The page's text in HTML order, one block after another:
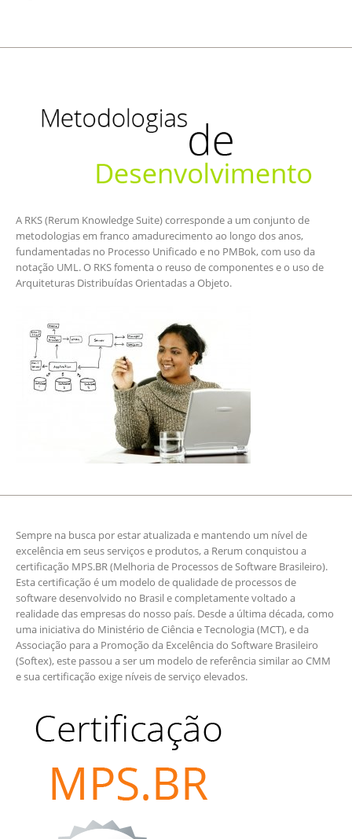
A RKS (Rerum Knowledge Suite) corresponde a um conjunto de
metodologias em franco amadurecimento ao longo dos anos,
fundamentadas no Processo Unificado e no PMBok, com uso da
notação UML. O RKS fomenta o reuso de componentes e o uso de
Arquiteturas Distribuídas Orientadas a Objeto.
Sempre na busca por estar atualizada e mantendo um nível de
excelência em seus serviços e produtos, a Rerum conquistou a
certificação MPS.BR (Melhoria de Processos de Software Brasileiro).
Esta certificação é um modelo de qualidade de processos de
software desenvolvido no Brasil e completamente voltado a
realidade das empresas do nosso país. Desde a última década, como
uma iniciativa do Ministério de Ciência e Tecnologia (MCT), e da
Associação para a Promoção da Excelência do Software Brasileiro
(Softex), este passou a ser um modelo de referência similar ao CMM
e sua certificação exige níveis de serviço elevados.